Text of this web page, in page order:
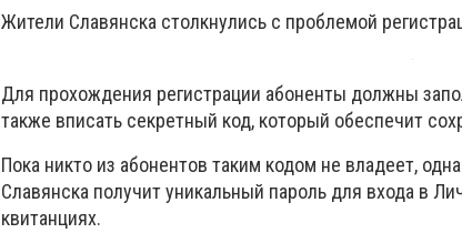
Жители Славянска столкнулись с проблемой
Для прохождения регистрации абоненты должны
также вписать секретный код, который обеспечит
Пока никто из абонентов таким кодом не владеет,
Славянска получит уникальный пароль для входа в
квитанциях.